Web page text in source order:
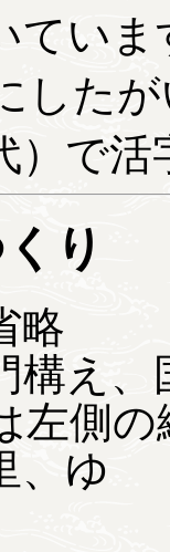
てい
した
）で
り
略
構え
左側
、ゆ